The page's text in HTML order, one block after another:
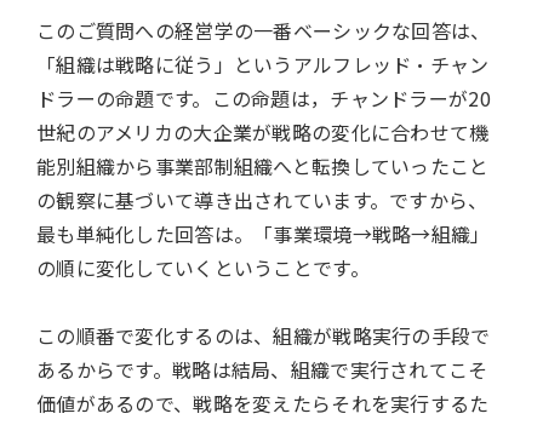
このご質問への経営学の一番ベーシックな回答は、
「組織は戦略に従う」というアルフレッド・チャン
ドラーの命題です。この命題は，チャンドラーが20
世紀のアメリカの大企業が戦略の変化に合わせて機
能別組織から事業部制組織へと転換していったこと
の観察に基づいて導き出されています。ですから、
最も単純化した回答は。「事業環境→戦略→組織」
の順に変化していくということです。
この順番で変化するのは、組織が戦略実行の手段で
あるからです。戦略は結局、組織で実行されてこそ
価値があるので、戦略を変えたらそれを実行するた